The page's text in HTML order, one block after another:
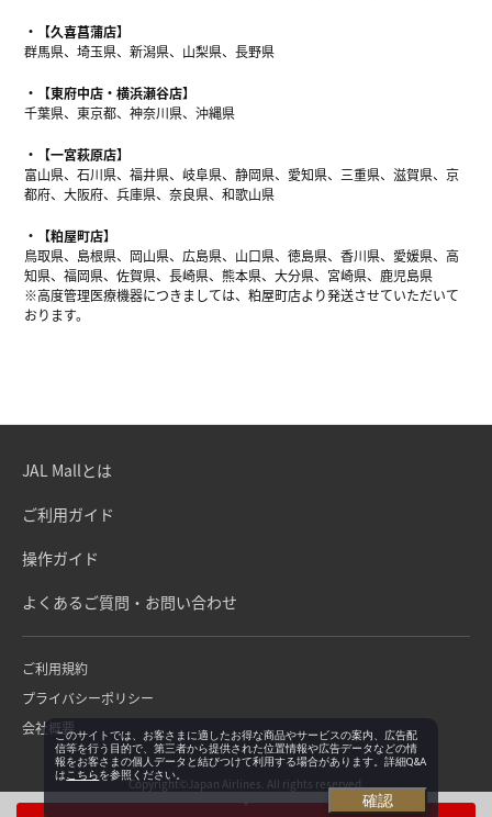
【久喜菖蒲店】
群馬県、埼玉県、新潟県、山梨県、長野県
【東府中店・横浜瀬谷店】
千葉県、東京都、神奈川県、沖縄県
【一宮萩原店】
富山県、石川県、福井県、岐阜県、静岡県、愛知県、三重県、滋賀県、京
都府、大阪府、兵庫県、奈良県、和歌山県
【粕屋町店】
鳥取県、島根県、岡山県、広島県、山口県、徳島県、香川県、愛媛県、高
知県、福岡県、佐賀県、長崎県、熊本県、大分県、宮崎県、鹿児島県
※高度管理医療機器につきましては、粕屋町店より発送させていただいて
おります。
JAL Mallとは
ご利用ガイド
操作ガイド
よくあるご質問・お問い合わせ
ご利用規約
プライバシーポリシー
会社概要
Copyright©Japan Airlines. All rights reserved.
このサイトでは、お客さまに適したお得な商品やサービスの案内、広告配
信等を行う目的で、第三者から提供された位置情報や広告データなどの情
報をお客さまの個人データと結びつけて利用する場合があります。詳細Q&A
は こちらを参照ください。
確認